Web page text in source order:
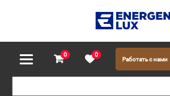
0 0
Работать с нами